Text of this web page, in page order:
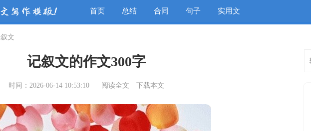
首页 总结 合同 句子 实用文
文
记叙文的作文300字
时间：2026-06-14 10:53:10 阅读全文 下载本文